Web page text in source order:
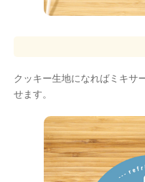
クッキー生地になればミキサ
せます。